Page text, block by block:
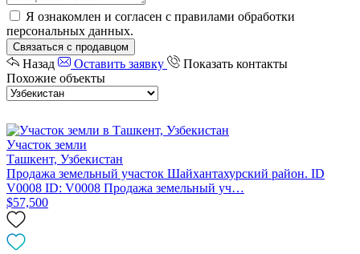
Я ознакомлен и согласен с правилами обработки
персональных данных.
Связаться с продавцом
Назад Оставить заявку
Показать контакты
Похожие объекты
Участок земли
Ташкент, Узбекистан
Продажа земельный участок Шайхантахурский район. ID
V0008 ID: V0008 Продажа земельный уч…
$57,500